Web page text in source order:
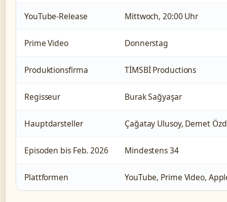
YouTube-Release Mittwoch, 20:00 Uhr
Prime Video Donnerstag
Produktionsfirma TİMSBİ Productions
Regisseur Burak Sağyaşar
Hauptdarsteller Çağatay Ulusoy, Demet
Episoden bis Feb. 2026 Mindestens 34
Plattformen YouTube, Prime Video,